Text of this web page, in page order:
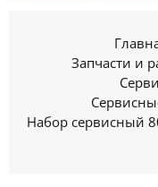
Запчасти и
Набор сервисный